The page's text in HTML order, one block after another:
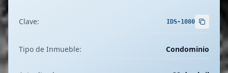
Clave: IDS-1080
Tipo de Inmueble: Condominio